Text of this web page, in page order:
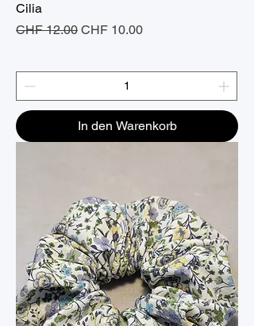
Cilia
Standardpreis
CHF 12.00 Sale-Preis
CHF 10.00
In den Warenkorb